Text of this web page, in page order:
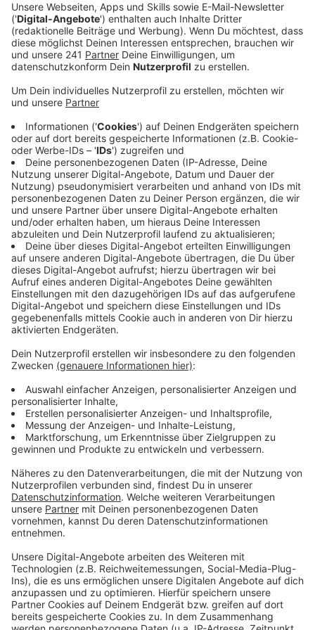
gesorgt. Die Bayer Aktie war am Dienstagabend
kurzzeitig um acht Prozent nach oben
geschossen.
Veröffentlicht:Donnerstag, 19.02.2026 10:59
Anzeige
Schnelle Ernüchterung
Anzeige
Gestern dann die Ernüchterung: als klar war, dass
weitere Prozesse in den USA durch den
Sammelvergleich nicht komplett ausgeschlossen sind,
stürzte die Bayer-Aktie ab – zeitweise um mehr als 12
Prozent. Mit einem Wert von 45,80 Euro lag sie zum
Börsenschluss gestern auf dem gleichen Niveau wie
vor dem angeblichen Befreiungsschlag durch den
Milliardenvergleich.
Weitere Meldungen aus Leverkusen
Anzeige
Sanierungs-Stau bei Straßen in Leverkusen
Leverkusen: Hinweissuche der Polizei nach
Motorradunfall
27,3 Tonnen Karnevals-Müll in Leverkusen
Anzeige